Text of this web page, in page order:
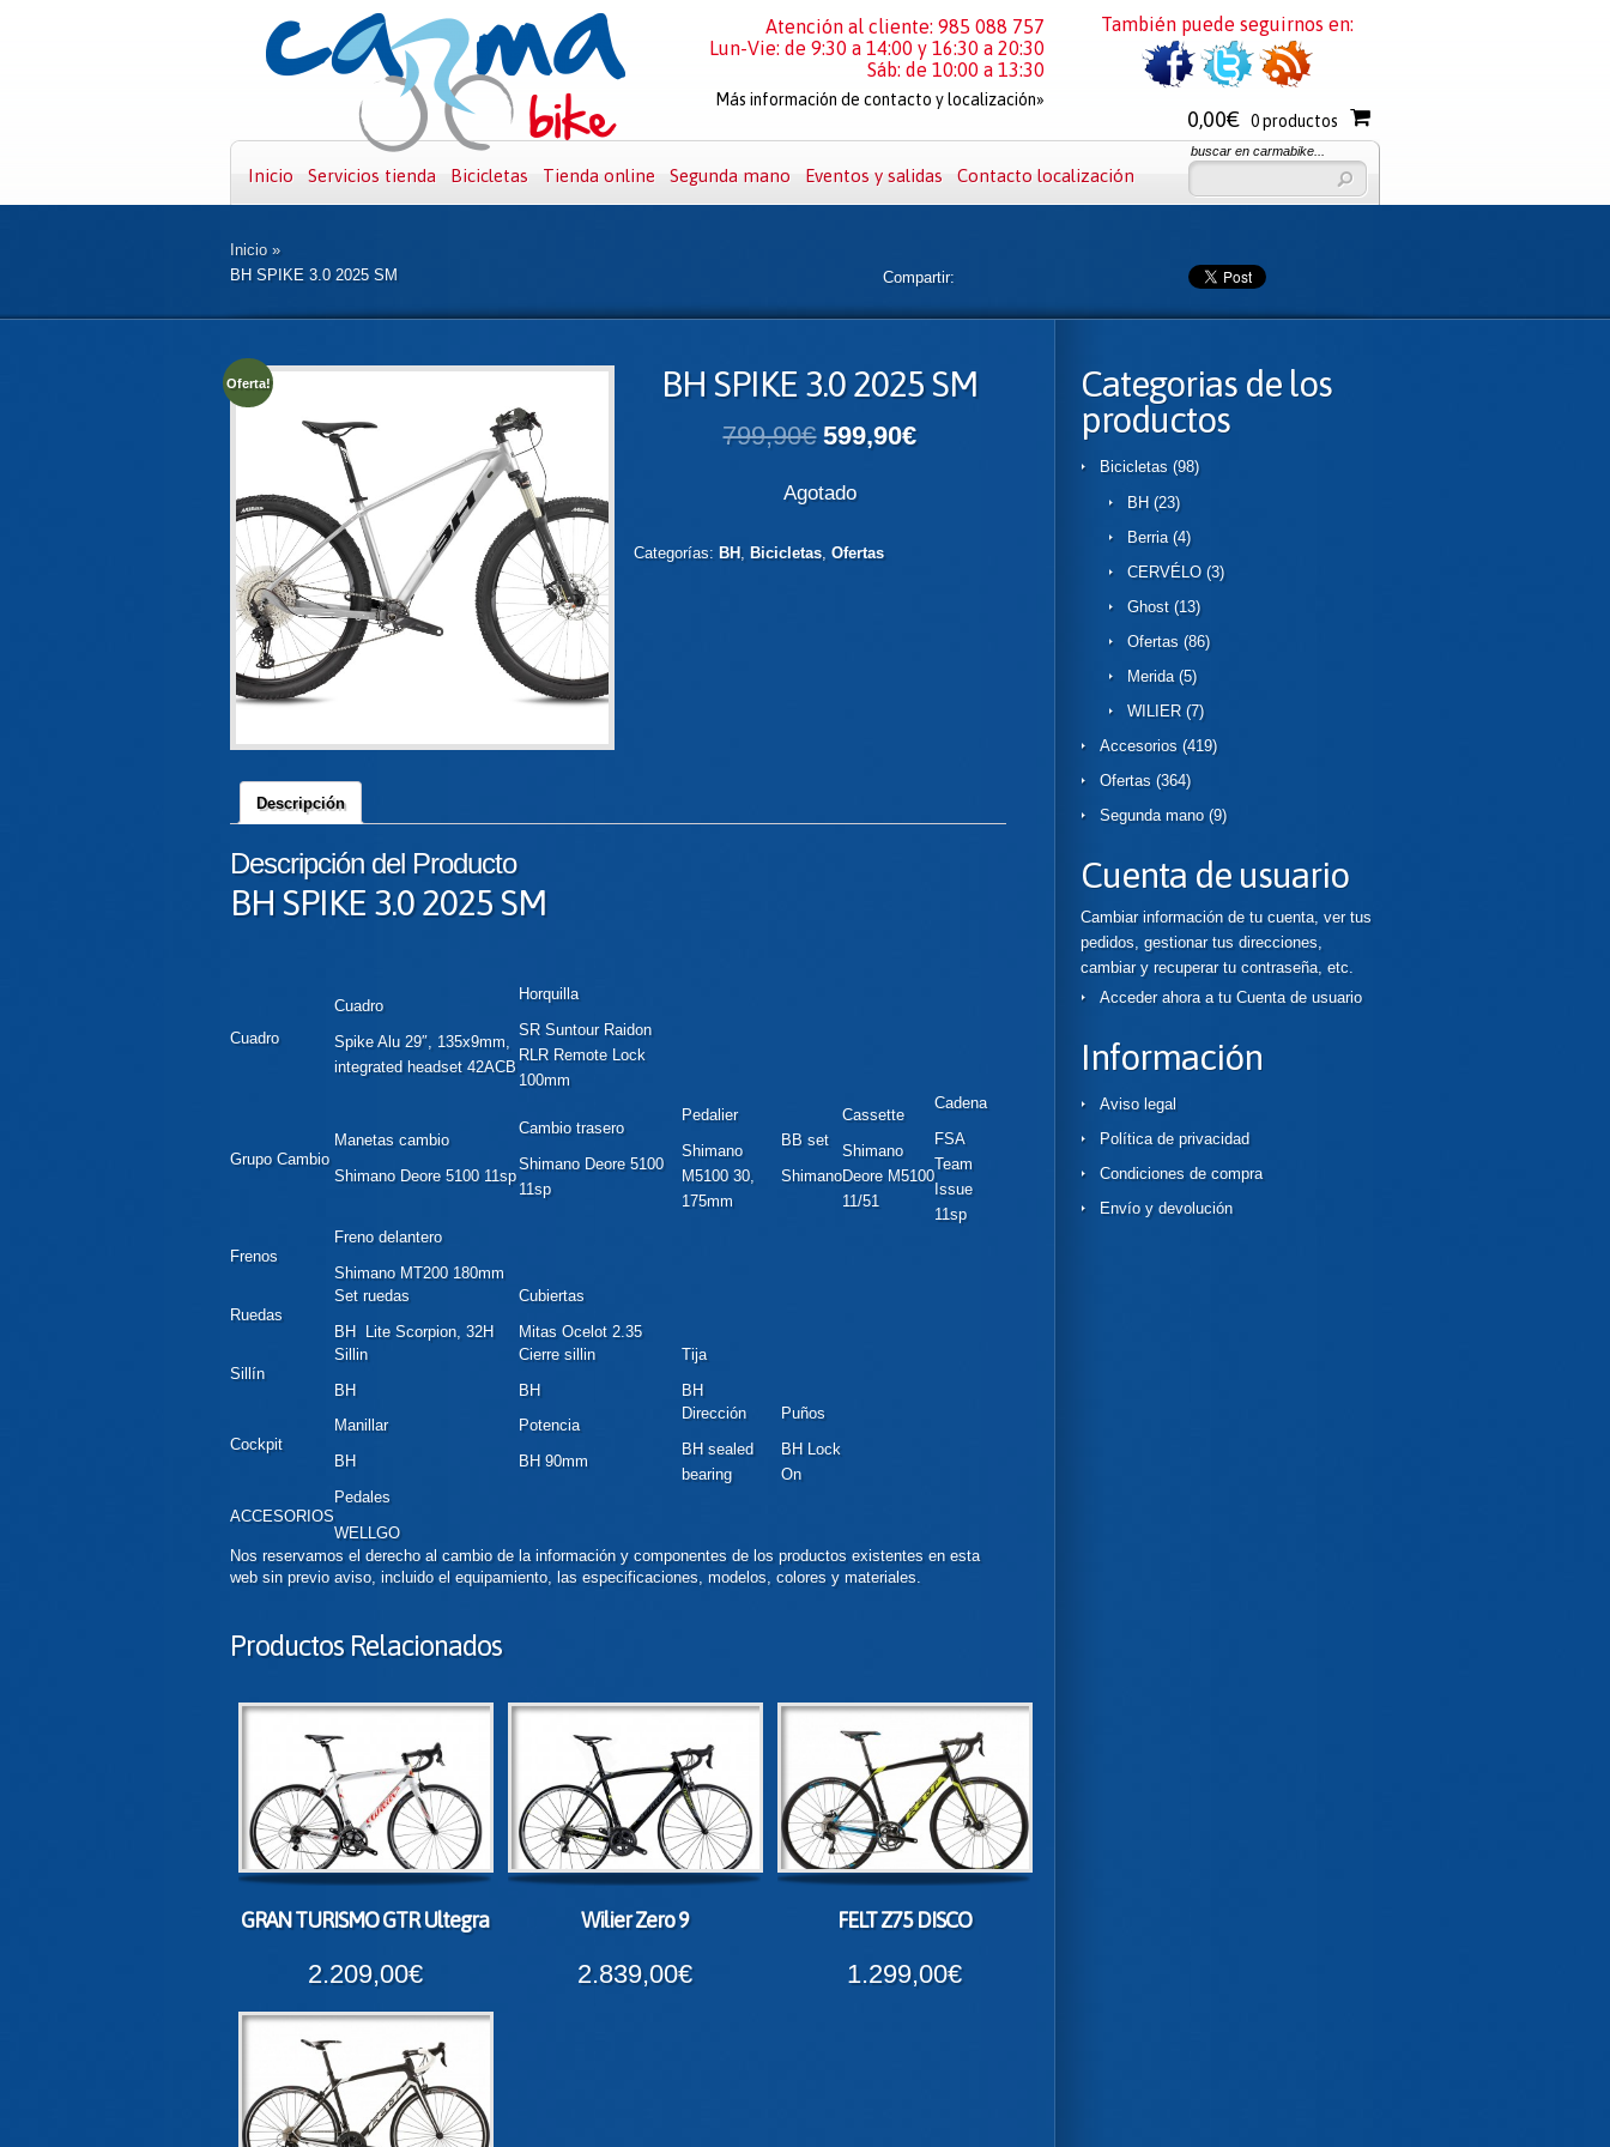
Inicio Servicios tienda Bicicletas Tienda online Segunda mano Eventos y salidas Contacto localización
buscar en carmabike...
Inicio »
BH SPIKE 3.0 2025 SM
Compartir:
Oferta! BH SPIKE 3.0 2025 SM
799,90€ 599,90€
Agotado
Categorías: BH, Bicicletas, Ofertas
Descripción
Descripción del Producto
BH SPIKE 3.0 2025 SM
Cuadro
Cuadro
Spike Alu 29″, 135x9mm,
integrated headset 42ACB
Horquilla
SR Suntour Raidon
RLR Remote Lock
100mm
Grupo Cambio
Manetas cambio
Shimano Deore 5100 11sp
Cambio trasero
Shimano Deore 5100
11sp
Pedalier
Shimano
M5100 30,
175mm
BB set
Shimano
Cassette
Shimano
Deore M5100
11/51
Cadena
FSA
Team
Issue
11sp
Frenos
Freno delantero
Shimano MT200 180mm
Ruedas
Set ruedas
BH Lite Scorpion, 32H
Cubiertas
Mitas Ocelot 2.35
Sillín
Sillin
BH
Cierre sillin
BH
Tija
BH
Cockpit
Manillar
BH
Potencia
BH 90mm
Dirección
BH sealed
bearing
Puños
BH Lock
On
ACCESORIOS
Pedales
WELLGO
Nos reservamos el derecho al cambio de la información y componentes de los productos existentes en esta
web sin previo aviso, incluido el equipamiento, las especificaciones, modelos, colores y materiales.
Productos Relacionados
GRAN TURISMO GTR Ultegra
2.209,00€
Wilier Zero 9
2.839,00€
FELT Z75 DISCO
1.299,00€
Categorias de los
productos
Bicicletas (98)
BH (23)
Berria (4)
CERVÉLO (3)
Ghost (13)
Ofertas (86)
Merida (5)
WILIER (7)
Accesorios (419)
Ofertas (364)
Segunda mano (9)
Cuenta de usuario
Cambiar información de tu cuenta, ver tus
pedidos, gestionar tus direcciones,
cambiar y recuperar tu contraseña, etc.
Acceder ahora a tu Cuenta de usuario
Información
Aviso legal
Política de privacidad
Condiciones de compra
Envío y devolución
Atención al cliente: 985 088 757
Lun-Vie: de 9:30 a 14:00 y 16:30 a 20:30
Sáb: de 10:00 a 13:30
Más información de contacto y localización»
También puede seguirnos en:
0,00€ 0 productos